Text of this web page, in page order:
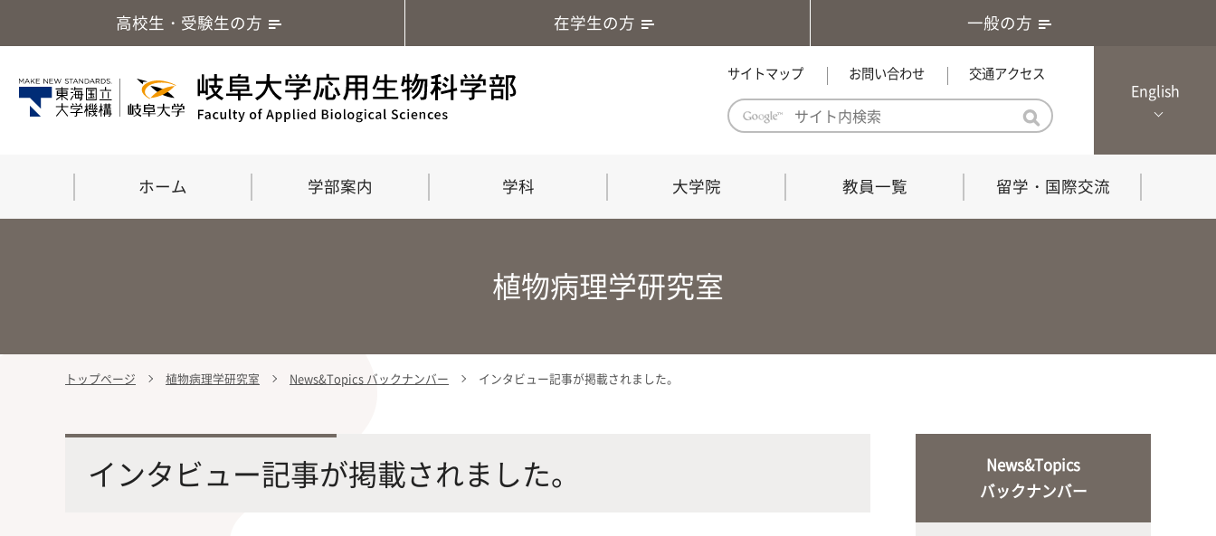
高校生・受験生の方 在学生の方 一般の方
サイトマップ お問い合わせ 交通アクセス
English
ホーム 学部案内
学部案内
学部・大学院の教育ビジョン、
沿革及び入試情報について
教育理念・教育目標
「専門的能力の要素」「達成すべき
水準」「評価方法」
学科の教育における３つの方針と専
附属施設・教育研究関連施設
学科
応用生命化学科
最先端の化学とバイオテクノロジー
を創造
食農生命科学科 生物圏環境学科
人と動物との共生を目指し、動物の
大学院
大学院
修士課程・博士課程
連合獣医学研究科（博士課程）
教員一覧 留学・国際交流
留学・国際交流
植物病理学研究室
トップページ 植物病理学研究室 News&Topics バックナンバー インタビュー記事が掲載されました。
インタビュー記事が掲載されました。
News&Topics
バックナンバー